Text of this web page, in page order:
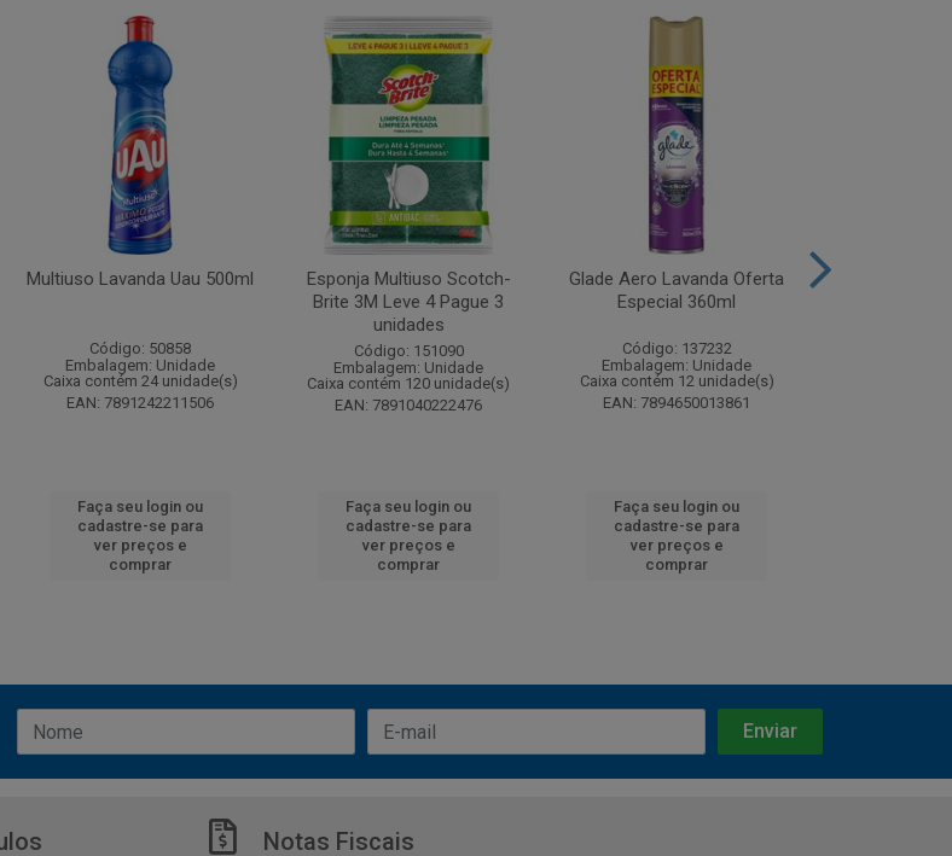
Multiuso Lavanda Uau 500ml
Código: 50858
Embalagem: Unidade
Caixa contém 24 unidade(s)
EAN: 7891242211506
Faça seu login ou
cadastre-se para
ver preços e
comprar
Esponja Multiuso Scotch-
Brite 3M Leve 4 Pague 3
unidades
Código: 151090
Embalagem: Unidade
Caixa contém 120 unidade(s)
EAN: 7891040222476
Faça seu login ou
cadastre-se para
ver preços e
comprar
Glade Aero Lavanda Oferta
Especial 360ml
Código: 137232
Embalagem: Unidade
Caixa contém 12 unidade(s)
EAN: 7894650013861
Faça seu login ou
cadastre-se para
ver preços e
comprar
Notas Fiscais